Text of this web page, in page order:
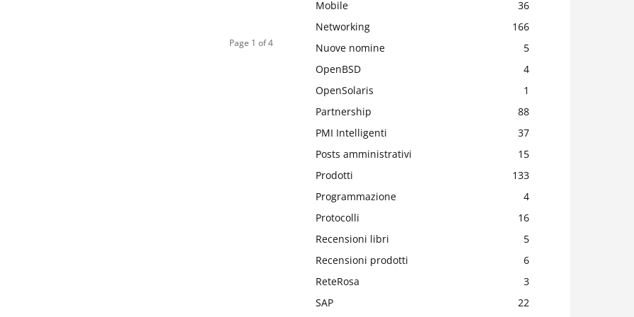
Page 1 of 4
Mobile
36
Networking
166
Nuove nomine
5
OpenBSD
4
OpenSolaris
1
Partnership
88
PMI Intelligenti
37
Posts amministrativi
15
Prodotti
133
Programmazione
4
Protocolli
16
Recensioni libri
5
Recensioni prodotti
6
ReteRosa
3
SAP
22